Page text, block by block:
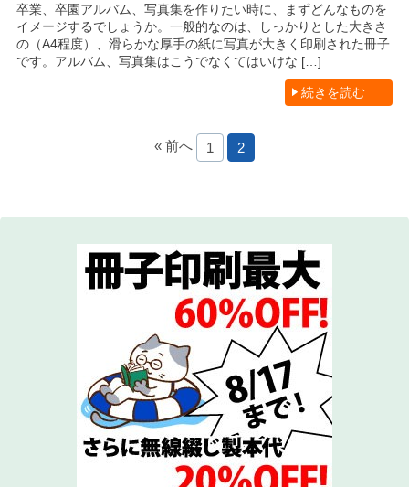
卒業、卒園アルバム、写真集を作りたい時に、まずどんなものを
イメージするでしょうか。一般的なのは、しっかりとした大きさ
の（A4程度）、滑らかな厚手の紙に写真が大きく印刷された冊子
です。アルバム、写真集はこうでなくてはいけな […]
続きを読む
« 前へ 1 2